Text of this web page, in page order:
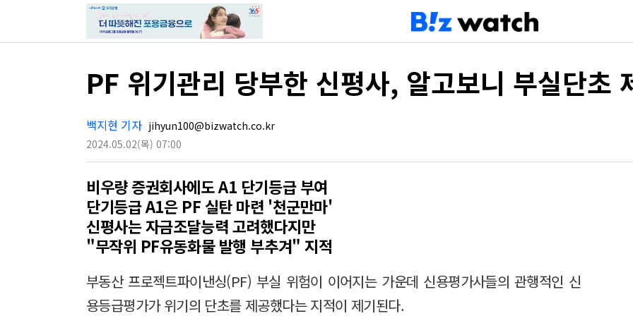
PF 위기관리 당부한 신평사, 알고보니 부실단초
백지현 기자 jihyun100@bizwatch.co.kr
2024.05.02(목) 07:00
비우량 증권회사에도 A1 단기등급 부여
단기등급 A1은 PF 실탄 마련 '천군만마'
신평사는 자금조달능력 고려했다지만
"무작위 PF유동화물 발행 부추겨" 지적
부동산 프로젝트파이낸싱(PF) 부실 위험이 이어지는 가운데 신용평가사들의 관행적인 신
용등급평가가 위기의 단초를 제공했다는 지적이 제기된다.